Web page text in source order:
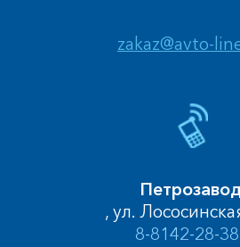
zakaz@avto-
, ул.
8-8142-28-